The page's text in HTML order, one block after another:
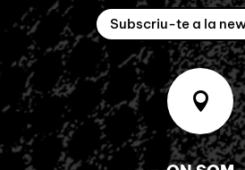
Subscriu-te a la
